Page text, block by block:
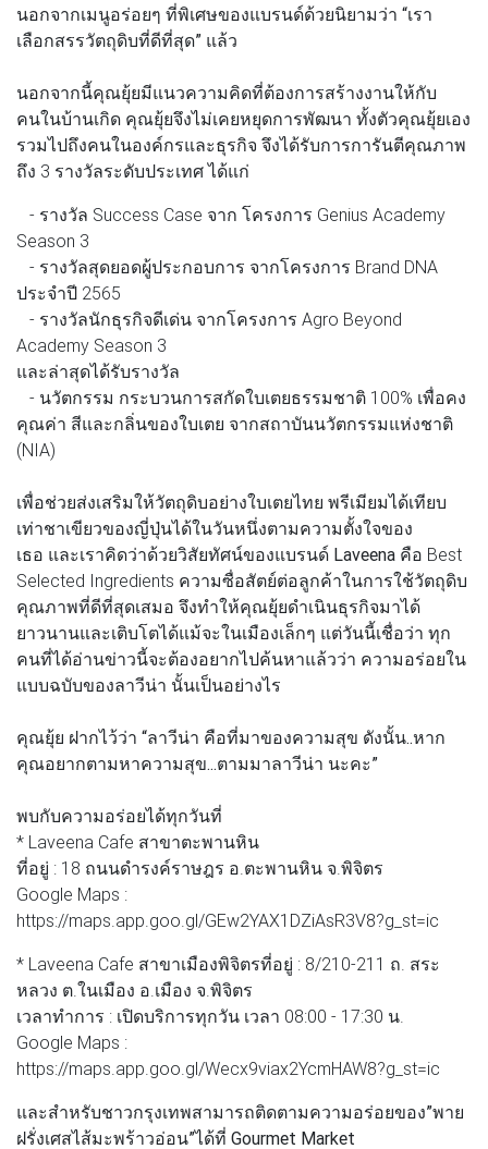
นอกจากเมนูอร่อยๆ ที่พิเศษของแบรนด์ด้วยนิยามว่า “เรา
เลือกสรรวัตถุดิบที่ดีที่สุด” แล้ว
นอกจากนี้คุณยุ้ยมีแนวความคิดที่ต้องการสร้างงานให้กับ
คนในบ้านเกิด คุณยุ้ยจึงไม่เคยหยุดการพัฒนา ทั้งตัวคุณยุ้ยเอง
รวมไปถึงคนในองค์กรและธุรกิจ จึงได้รับการการันตีคุณภาพ
ถึง 3 รางวัลระดับประเทศ ได้แก่
- รางวัล Success Case จาก โครงการ Genius Academy
Season 3
- รางวัลสุดยอดผู้ประกอบการ จากโครงการ Brand DNA
ประจำปี 2565
- รางวัลนักธุรกิจดีเด่น จากโครงการ Agro Beyond
Academy Season 3
และล่าสุดได้รับรางวัล
- นวัตกรรม กระบวนการสกัดใบเตยธรรมชาติ 100% เพื่อคง
คุณค่า สีและกลิ่นของใบเตย จากสถาบันนวัตกรรมแห่งชาติ
(NIA)
เพื่อช่วยส่งเสริมให้วัตถุดิบอย่างใบเตยไทย พรีเมียมได้เทียบ
เท่าชาเขียวของญี่ปุ่นได้ในวันหนึ่งตามความตั้งใจของ
เธอ และเราคิดว่าด้วยวิสัยทัศน์ของแบรนด์ Laveena คือ Best
Selected Ingredients ความซื่อสัตย์ต่อลูกค้าในการใช้วัตถุดิบ
คุณภาพที่ดีที่สุดเสมอ จึงทำให้คุณยุ้ยดำเนินธุรกิจมาได้
ยาวนานและเติบโตได้แม้จะในเมืองเล็กๆ แต่วันนี้เชื่อว่า ทุก
คนที่ได้อ่านข่าวนี้จะต้องอยากไปค้นหาแล้วว่า ความอร่อยใน
แบบฉบับของลาวีน่า นั้นเป็นอย่างไร
คุณยุ้ย ฝากไว้ว่า “ลาวีน่า คือที่มาของความสุข ดังนั้น..หาก
คุณอยากตามหาความสุข...ตามมาลาวีน่า นะคะ”
พบกับความอร่อยได้ทุกวันที่
* Laveena Cafe สาขาตะพานหิน
ที่อยู่ : 18 ถนนดำรงค์ราษฎร อ.ตะพานหิน จ.พิจิตร
Google Maps :
https://maps.app.goo.gl/GEw2YAX1DZiAsR3V8?g_st=ic
* Laveena Cafe สาขาเมืองพิจิตรที่อยู่ : 8/210-211 ถ. สระ
หลวง ต.ในเมือง อ.เมือง จ.พิจิตร
เวลาทำการ : เปิดบริการทุกวัน เวลา 08:00 - 17:30 น.
Google Maps :
https://maps.app.goo.gl/Wecx9viax2YcmHAW8?g_st=ic
และสำหรับชาวกรุงเทพสามารถติดตามความอร่อยของ”พาย
ฝรั่งเศสไส้มะพร้าวอ่อน”ได้ที่ Gourmet Market